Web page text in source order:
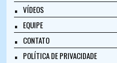
VÍDEOS
EQUIPE
CONTATO
POLÍTICA DE PRIVACIDADE